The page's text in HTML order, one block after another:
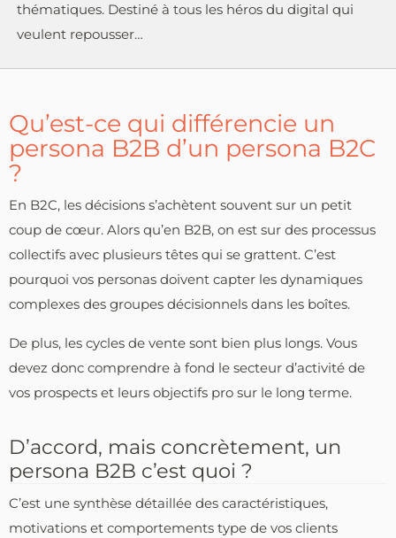
thématiques. Destiné à tous les héros du digital qui
veulent repousser…
Qu’est-ce qui différencie un
persona B2B d’un persona B2C
?
En B2C, les décisions s’achètent souvent sur un petit
coup de cœur. Alors qu’en B2B, on est sur des processus
collectifs avec plusieurs têtes qui se grattent. C’est
pourquoi vos personas doivent capter les dynamiques
complexes des groupes décisionnels dans les boîtes.
De plus, les cycles de vente sont bien plus longs. Vous
devez donc comprendre à fond le secteur d’activité de
vos prospects et leurs objectifs pro sur le long terme.
D’accord, mais concrètement, un
persona B2B c’est quoi ?
C’est une synthèse détaillée des caractéristiques,
motivations et comportements type de vos clients